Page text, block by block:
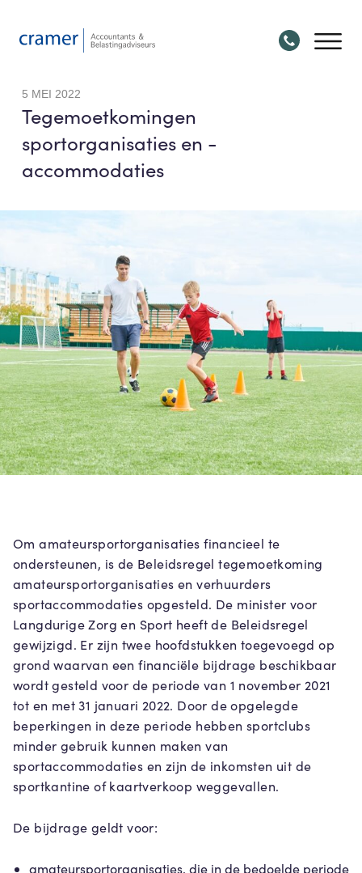
5 MEI 2022
Tegemoetkomingen
sportorganisaties en -
accommodaties
Om amateursportorganisaties financieel te
ondersteunen, is de Beleidsregel tegemoetkoming
amateursportorganisaties en verhuurders
sportaccommodaties opgesteld. De minister voor
Langdurige Zorg en Sport heeft de Beleidsregel
gewijzigd. Er zijn twee hoofdstukken toegevoegd op
grond waarvan een financiële bijdrage beschikbaar
wordt gesteld voor de periode van 1 november 2021
tot en met 31 januari 2022. Door de opgelegde
beperkingen in deze periode hebben sportclubs
minder gebruik kunnen maken van
sportaccommodaties en zijn de inkomsten uit de
sportkantine of kaartverkoop weggevallen.
De bijdrage geldt voor:
amateursportorganisaties, die in de bedoelde periode